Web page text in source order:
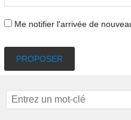
Me notifier l'arrivée de
PROPOSER